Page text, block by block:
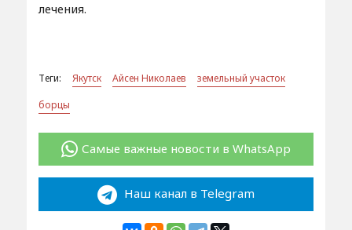
лечения.
Теги: Якутск Айсен Николаев
земельный участок
борцы
Самые важные новости в WhatsApp
Наш канал в Telegram